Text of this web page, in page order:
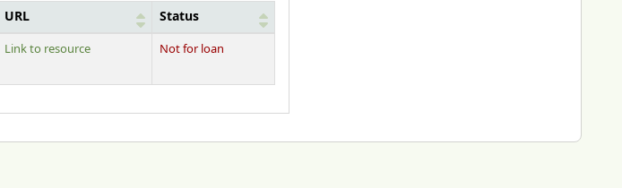
URL Status
Link to resource Not for loan